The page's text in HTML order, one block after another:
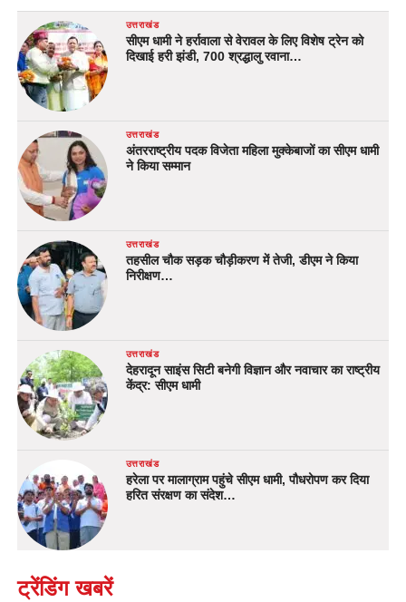
उत्तराखंड
सीएम धामी ने हर्रावाला से वेरावल के लिए विशेष ट्रेन को
दिखाई हरी झंडी, 700 श्रद्धालु रवाना…
उत्तराखंड
अंतरराष्ट्रीय पदक विजेता महिला मुक्केबाजों का सीएम धामी
ने किया सम्मान
उत्तराखंड
तहसील चौक सड़क चौड़ीकरण में तेजी, डीएम ने किया
निरीक्षण…
उत्तराखंड
देहरादून साइंस सिटी बनेगी विज्ञान और नवाचार का राष्ट्रीय
केंद्र: सीएम धामी
उत्तराखंड
हरेला पर मालाग्राम पहुंचे सीएम धामी, पौधरोपण कर दिया
हरित संरक्षण का संदेश…
ट्रेंडिंग खबरें